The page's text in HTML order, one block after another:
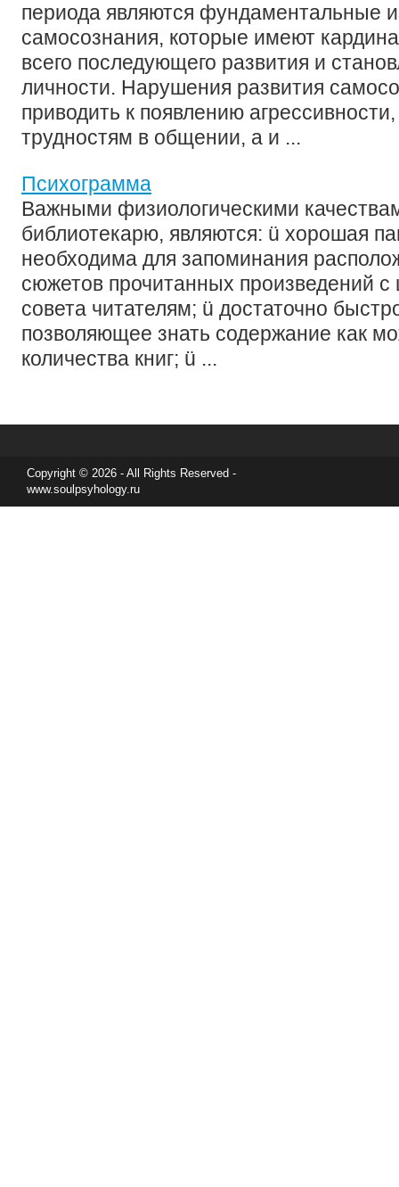
периода являются фундаментальные
самосознания, которые имеют
всего последующего развития и
личности. Нарушения развития
приводить к появлению
трудностям в общении, а и ...
Психограмма
Важными физиологическими
библиотекарю, являются: ü хорошая
необходима для запоминания
сюжетов прочитанных произведений с
совета читателям; ü достаточно
позволяющее знать содержание как
количества книг; ü ...
Copyright © 2026 - All Rights Reserved -
www.soulpsyhology.ru